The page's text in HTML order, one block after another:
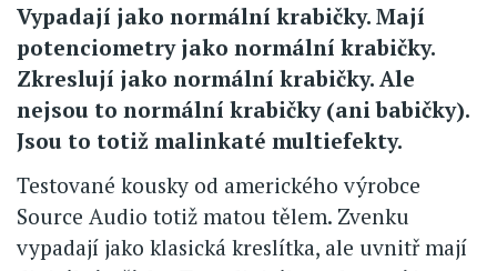
Vypadají jako normální krabičky. Mají
potenciometry jako normální krabičky.
Zkreslují jako normální krabičky. Ale
nejsou to normální krabičky (ani babičky).
Jsou to totiž malinkaté multiefekty.
Testované kousky od amerického výrobce
Source Audio totiž matou tělem. Zvenku
vypadají jako klasická kreslítka, ale uvnitř mají